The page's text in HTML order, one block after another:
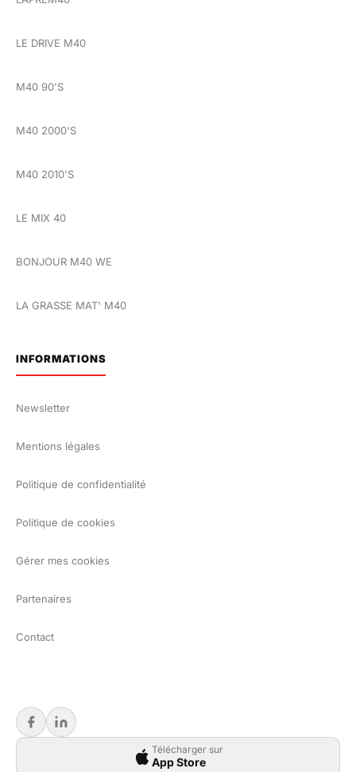
LE DRIVE M40
M40 90'S
M40 2000'S
M40 2010'S
LE MIX 40
BONJOUR M40 WE
LA GRASSE MAT' M40
INFORMATIONS
Newsletter
Mentions légales
Politique de confidentialité
Politique de cookies
Gérer mes cookies
Partenaires
Contact
Télécharger sur
App Store